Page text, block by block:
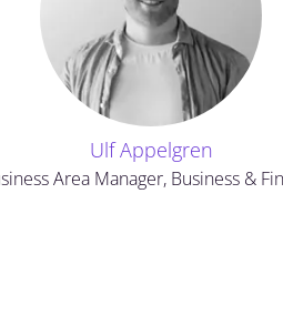
Ulf Appelgren
Area Manager, Business &